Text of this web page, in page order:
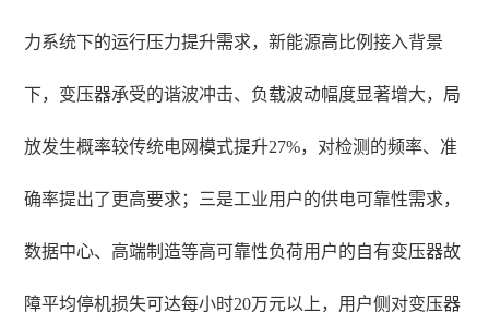
力系统下的运行压力提升需求，新能源高比例接入背景
下，变压器承受的谐波冲击、负载波动幅度显著增大，局
放发生概率较传统电网模式提升27%，对检测的频率、准
确率提出了更高要求；三是工业用户的供电可靠性需求，
数据中心、高端制造等高可靠性负荷用户的自有变压器故
障平均停机损失可达每小时20万元以上，用户侧对变压器